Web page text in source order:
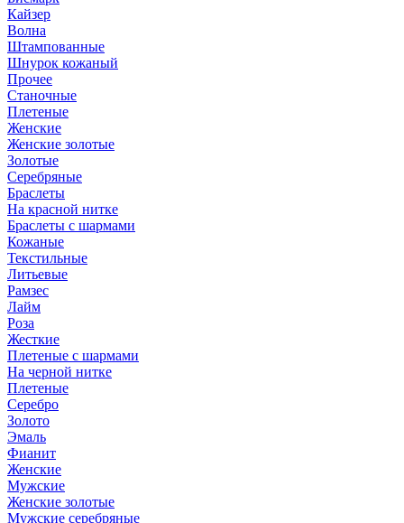
Кайзер
Волна
Штампованные
Шнурок кожаный
Прочее
Станочные
Плетеные
Женские
Женские золотые
Золотые
Серебряные
Браслеты
На красной нитке
Браслеты с шармами
Кожаные
Текстильные
Литьевые
Рамзес
Лайм
Роза
Жесткие
Плетеные с шармами
На черной нитке
Плетеные
Серебро
Золото
Эмаль
Фианит
Женские
Мужские
Женские золотые
Мужские серебряные